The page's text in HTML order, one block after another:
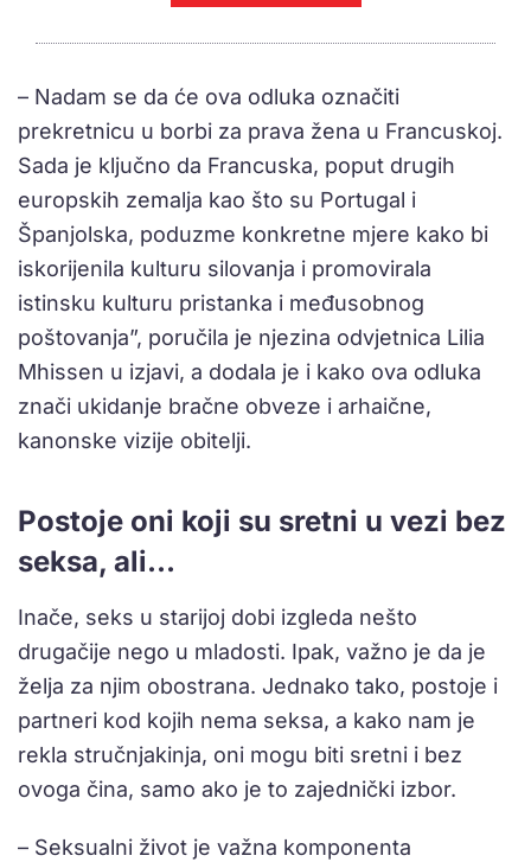
– Nadam se da će ova odluka označiti
prekretnicu u borbi za prava žena u Francuskoj.
Sada je ključno da Francuska, poput drugih
europskih zemalja kao što su Portugal i
Španjolska, poduzme konkretne mjere kako bi
iskorijenila kulturu silovanja i promovirala
istinsku kulturu pristanka i međusobnog
poštovanja”, poručila je njezina odvjetnica Lilia
Mhissen u izjavi, a dodala je i kako ova odluka
znači ukidanje bračne obveze i arhaične,
kanonske vizije obitelji.
Postoje oni koji su sretni u vezi bez
seksa, ali…
Inače, seks u starijoj dobi izgleda nešto
drugačije nego u mladosti. Ipak, važno je da je
želja za njim obostrana. Jednako tako, postoje i
partneri kod kojih nema seksa, a kako nam je
rekla stručnjakinja, oni mogu biti sretni i bez
ovoga čina, samo ako je to zajednički izbor.
– Seksualni život je važna komponenta